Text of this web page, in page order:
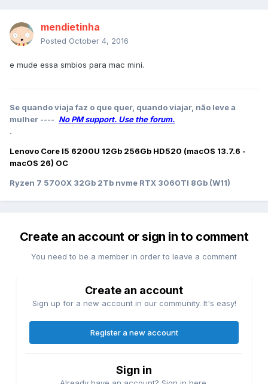
mendietinha
Posted October 4, 2016
e mude essa smbios para mac mini.
Se quando viaja faz o que quer, quando viajar, não leve a
mulher ---- No PM support. Use the forum.
.
Lenovo Core I5 6200U 12Gb 256Gb HD520 (macOS 13.7.6 -
macOS 26) OC
Ryzen 7 5700X 32Gb 2Tb nvme RTX 3060TI 8Gb (W11)
Create an account or sign in to comment
You need to be a member in order to leave a comment
Create an account
Sign up for a new account in our community. It's easy!
Register a new account
Sign in